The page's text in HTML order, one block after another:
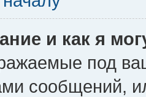
и как я
под
сообщений,